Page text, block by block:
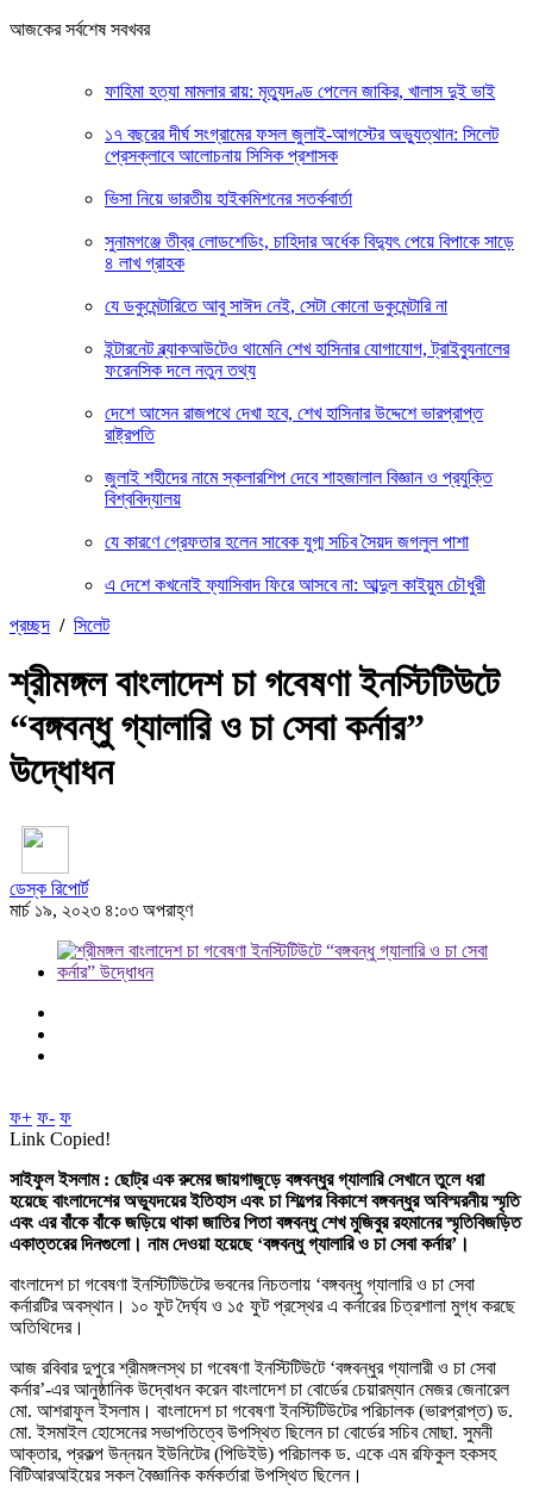
আজকের সর্বশেষ সবখবর
ফাহিমা হত্যা মামলার রায়: মৃত্যুদণ্ড পেলেন জাকির, খালাস দুই ভাই
১৭ বছরের দীর্ঘ সংগ্রামের ফসল জুলাই-আগস্টের অভ্যুত্থান: সিলেট
প্রেসক্লাবে আলোচনায় সিসিক প্রশাসক
ভিসা নিয়ে ভারতীয় হাইকমিশনের সতর্কবার্তা
সুনামগঞ্জে তীব্র লোডশেডিং, চাহিদার অর্ধেক বিদ্যুৎ পেয়ে বিপাকে সাড়ে
৪ লাখ গ্রাহক
যে ডকুমেন্টারিতে আবু সাঈদ নেই, সেটা কোনো ডকুমেন্টারি না
ইন্টারনেট ব্ল্যাকআউটেও থামেনি শেখ হাসিনার যোগাযোগ, ট্রাইব্যুনালের
ফরেনসিক দলে নতুন তথ্য
দেশে আসেন রাজপথে দেখা হবে, শেখ হাসিনার উদ্দেশে ভারপ্রাপ্ত
রাষ্ট্রপতি
জুলাই শহীদের নামে স্কলারশিপ দেবে শাহজালাল বিজ্ঞান ও প্রযুক্তি
বিশ্ববিদ্যালয়
যে কারণে গ্রেফতার হলেন সাবেক যুগ্ম সচিব সৈয়দ জগলুল পাশা
এ দেশে কখনোই ফ্যাসিবাদ ফিরে আসবে না: আব্দুল কাইয়ুম চৌধুরী
প্রচ্ছদ / সিলেট
শ্রীমঙ্গল বাংলাদেশ চা গবেষণা ইনস্টিটিউটে
“বঙ্গবন্ধু গ্যালারি ও চা সেবা কর্নার”
উদ্ধোধন
ডেস্ক রিপোর্ট
মার্চ ১৯, ২০২৩ ৪:০৩ অপরাহ্ণ
ফ+ ফ- ফ
Link Copied!
সাইফুল ইসলাম : ছোট্র এক রুমের জায়গাজুড়ে বঙ্গবন্ধুর গ্যালারি সেখানে তুলে ধরা
হয়েছে বাংলাদেশের অভ্যুদয়ের ইতিহাস এবং চা শিল্পের বিকাশে বঙ্গবন্ধুর অবিস্মরনীয় স্মৃতি
এবং এর বাঁকে বাঁকে জড়িয়ে থাকা জাতির পিতা বঙ্গবন্ধু শেখ মুজিবুর রহমানের স্মৃতিবিজড়িত
একাত্তরের দিনগুলো। নাম দেওয়া হয়েছে ‘বঙ্গবন্ধু গ্যালারি ও চা সেবা কর্নার’।
বাংলাদেশ চা গবেষণা ইনস্টিটিউটের ভবনের নিচতলায় ‘বঙ্গবন্ধু গ্যালারি ও চা সেবা
কর্নারটির অবস্থান। ১০ ফুট দৈর্ঘ্য ও ১৫ ফুট প্রস্থের এ কর্নারের চিত্রশালা মুগ্ধ করছে
অতিথিদের।
আজ রবিবার দুপুরে শ্রীমঙ্গলস্থ চা গবেষণা ইনস্টিটিউটে ‘বঙ্গবন্ধুর গ্যালারী ও চা সেবা
কর্নার’-এর আনুষ্ঠানিক উদ্বোধন করেন বাংলাদেশ চা বোর্ডের চেয়ারম্যান মেজর জেনারেল
মো. আশরাফুল ইসলাম। বাংলাদেশ চা গবেষণা ইনস্টিটিউটের পরিচালক (ভারপ্রাপ্ত) ড.
মো. ইসমাইল হোসেনের সভাপতিত্বে উপস্থিত ছিলেন চা বোর্ডের সচিব মোছা. সুমনী
আক্তার, প্রকল্প উন্নয়ন ইউনিটের (পিডিইউ) পরিচালক ড. একে এম রফিকুল হকসহ
বিটিআরআইয়ের সকল বৈজ্ঞানিক কর্মকর্তারা উপস্থিত ছিলেন।